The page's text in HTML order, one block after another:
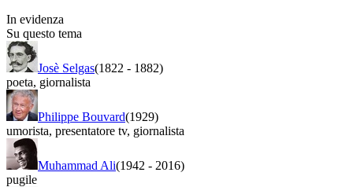
In evidenza
Su questo tema
Josè Selgas(1822 - 1882)
poeta, giornalista
Philippe Bouvard(1929)
umorista, presentatore tv, giornalista
Muhammad Ali(1942 - 2016)
pugile